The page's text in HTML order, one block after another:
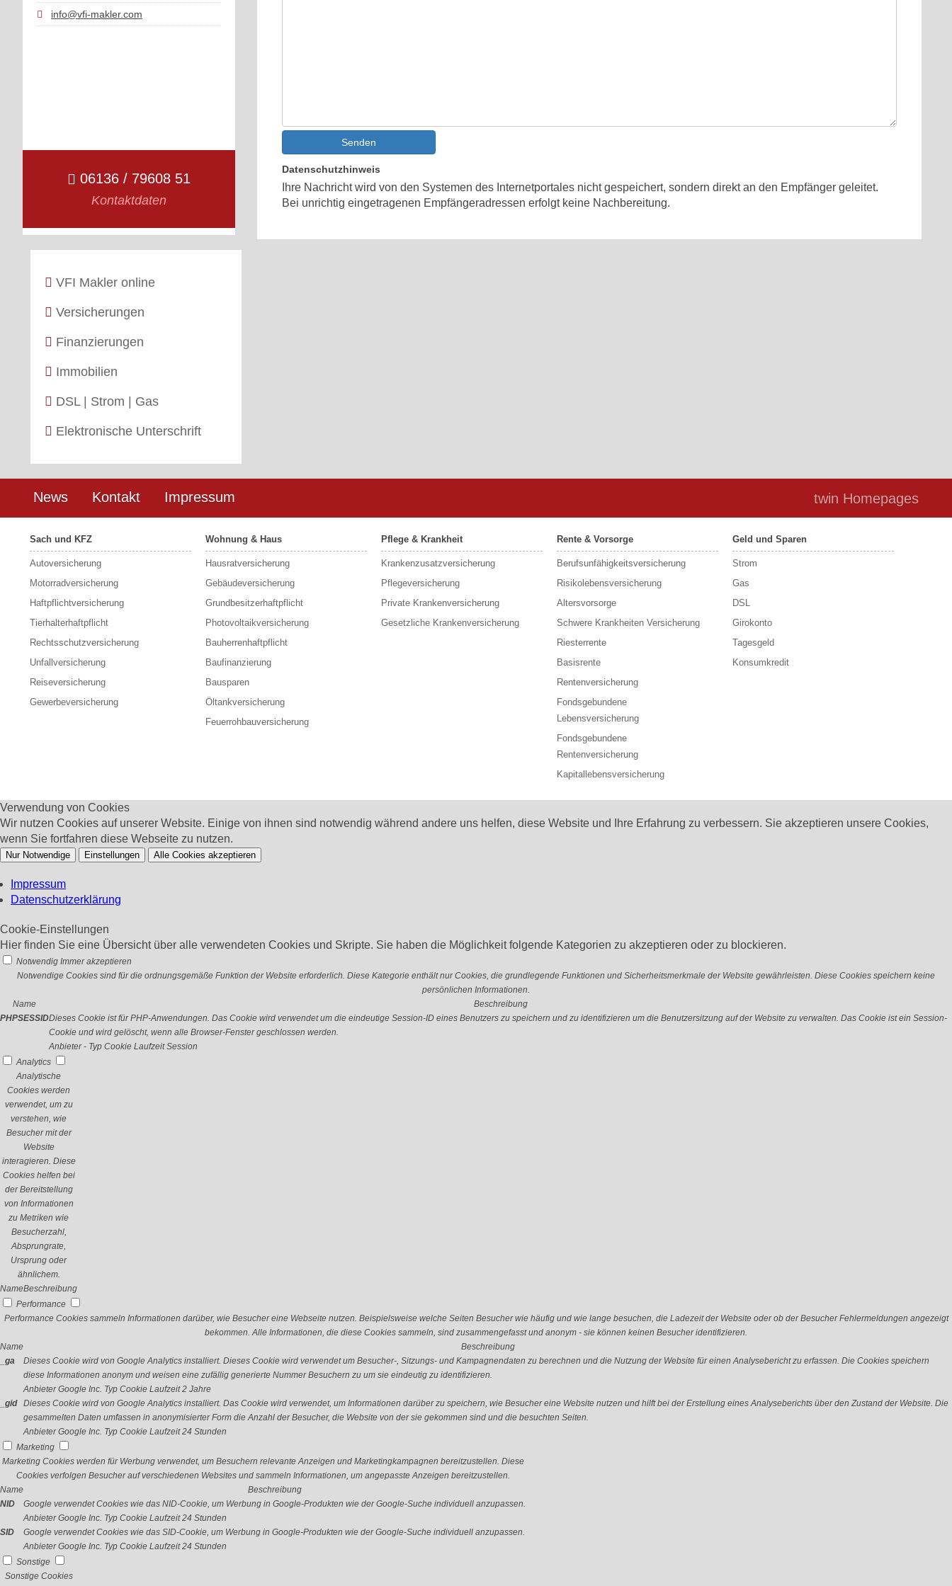
info@vfi-makler.com
06136 / 79608 51
Kontaktdaten
VFI Makler online
Versicherungen
Finanzierungen
Immobilien
DSL | Strom | Gas
Elektronische Unterschrift
Senden
Datenschutzhinweis
Ihre Nachricht wird von den Systemen des Internetportales nicht gespeichert, sondern direkt an den Empfänger geleitet.
Bei unrichtig eingetragenen Empfängeradressen erfolgt keine Nachbereitung.
News Kontakt Impressum twin Homepages
Sach und KFZ
Autoversicherung
Motorradversicherung
Haftpflichtversicherung
Tierhalterhaftpflicht
Rechtsschutzversicherung
Unfallversicherung
Reiseversicherung
Gewerbeversicherung
Wohnung & Haus
Hausratversicherung
Gebäudeversicherung
Grundbesitzerhaftpflicht
Photovoltaikversicherung
Bauherrenhaftpflicht
Baufinanzierung
Bausparen
Öltankversicherung
Feuerrohbauversicherung
Pflege & Krankheit
Krankenzusatzversicherung
Pflegeversicherung
Private Krankenversicherung
Gesetzliche Krankenversicherung
Rente & Vorsorge
Berufs­unfähigkeitsversicherung
Risikolebensversicherung
Altersvorsorge
Schwere Krankheiten Versicherung
Riesterrente
Basisrente
Rentenversicherung
Fondsgebundene
Lebensversicherung
Fondsgebundene
Rentenversicherung
Kapitallebensversicherung
Geld und Sparen
Strom
Gas
DSL
Girokonto
Tagesgeld
Konsumkredit
Verwendung von Cookies
Wir nutzen Cookies auf unserer Website. Einige von ihnen sind notwendig während andere uns helfen, diese Website und Ihre Erfahrung zu verbessern. Sie akzeptieren unsere Cookies,
wenn Sie fortfahren diese Webseite zu nutzen.
Nur Notwendige Einstellungen Alle Cookies akzeptieren
Impressum
Datenschutzerklärung
Cookie-Einstellungen
Hier finden Sie eine Übersicht über alle verwendeten Cookies und Skripte. Sie haben die Möglichkeit folgende Kategorien zu akzeptieren oder zu blockieren.
Notwendig Immer akzeptieren
Notwendige Cookies sind für die ordnungsgemäße Funktion der Website erforderlich. Diese Kategorie enthält nur Cookies, die grundlegende Funktionen und Sicherheitsmerkmale der Website gewährleisten. Diese Cookies speichern keine
persönlichen Informationen.
Name
Beschreibung
PHPSESSIDDieses Cookie ist für PHP-Anwendungen. Das Cookie wird verwendet um die eindeutige Session-ID eines Benutzers zu speichern und zu identifizieren um die Benutzersitzung auf der Website zu verwalten. Das Cookie ist ein Session-
Cookie und wird gelöscht, wenn alle Browser-Fenster geschlossen werden.
Anbieter - Typ Cookie Laufzeit Session
Analytics
Analytische
Cookies werden
verwendet, um zu
verstehen, wie
Besucher mit der
Website
interagieren. Diese
Cookies helfen bei
der Bereitstellung
von Informationen
zu Metriken wie
Besucherzahl,
Absprungrate,
Ursprung oder
ähnlichem.
NameBeschreibung
Performance
Performance Cookies sammeln Informationen darüber, wie Besucher eine Webseite nutzen. Beispielsweise welche Seiten Besucher wie häufig und wie lange besuchen, die Ladezeit der Website oder ob der Besucher Fehlermeldungen angezeigt
bekommen. Alle Informationen, die diese Cookies sammeln, sind zusammengefasst und anonym - sie können keinen Besucher identifizieren.
Name
Beschreibung
_ga
Dieses Cookie wird von Google Analytics installiert. Dieses Cookie wird verwendet um Besucher-, Sitzungs- und Kampagnendaten zu berechnen und die Nutzung der Website für einen Analysebericht zu erfassen. Die Cookies speichern
diese Informationen anonym und weisen eine zufällig generierte Nummer Besuchern zu um sie eindeutig zu identifizieren.
Anbieter Google Inc. Typ Cookie Laufzeit 2 Jahre
_gid
Dieses Cookie wird von Google Analytics installiert. Das Cookie wird verwendet, um Informationen darüber zu speichern, wie Besucher eine Website nutzen und hilft bei der Erstellung eines Analyseberichts über den Zustand der Website. Die
gesammelten Daten umfassen in anonymisierter Form die Anzahl der Besucher, die Website von der sie gekommen sind und die besuchten Seiten.
Anbieter Google Inc. Typ Cookie Laufzeit 24 Stunden
Marketing
Marketing Cookies werden für Werbung verwendet, um Besuchern relevante Anzeigen und Marketingkampagnen bereitzustellen. Diese
Cookies verfolgen Besucher auf verschiedenen Websites und sammeln Informationen, um angepasste Anzeigen bereitzustellen.
Name
Beschreibung
NID
Google verwendet Cookies wie das NID-Cookie, um Werbung in Google-Produkten wie der Google-Suche individuell anzupassen.
Anbieter Google Inc. Typ Cookie Laufzeit 24 Stunden
SID
Google verwendet Cookies wie das SID-Cookie, um Werbung in Google-Produkten wie der Google-Suche individuell anzupassen.
Anbieter Google Inc. Typ Cookie Laufzeit 24 Stunden
Sonstige
Sonstige Cookies